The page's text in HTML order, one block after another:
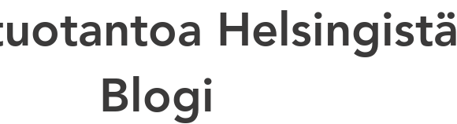
Helsingistä
Blogi